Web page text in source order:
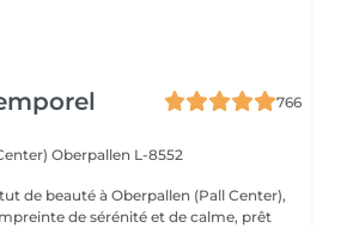
766
Oberpallen L-8552
de beauté à Oberpallen (Pall Center),
de sérénité et de calme, prêt